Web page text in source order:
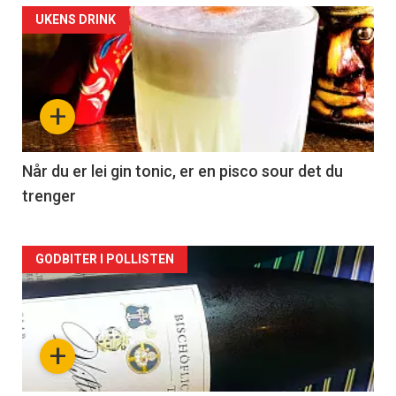
Forsiden
akkurat
nå
-
2
+
UKENS DRINK
Når du er lei gin tonic, er en pisco sour det du
trenger
Forsiden
akkurat
nå+
GODBITER I POLLISTEN